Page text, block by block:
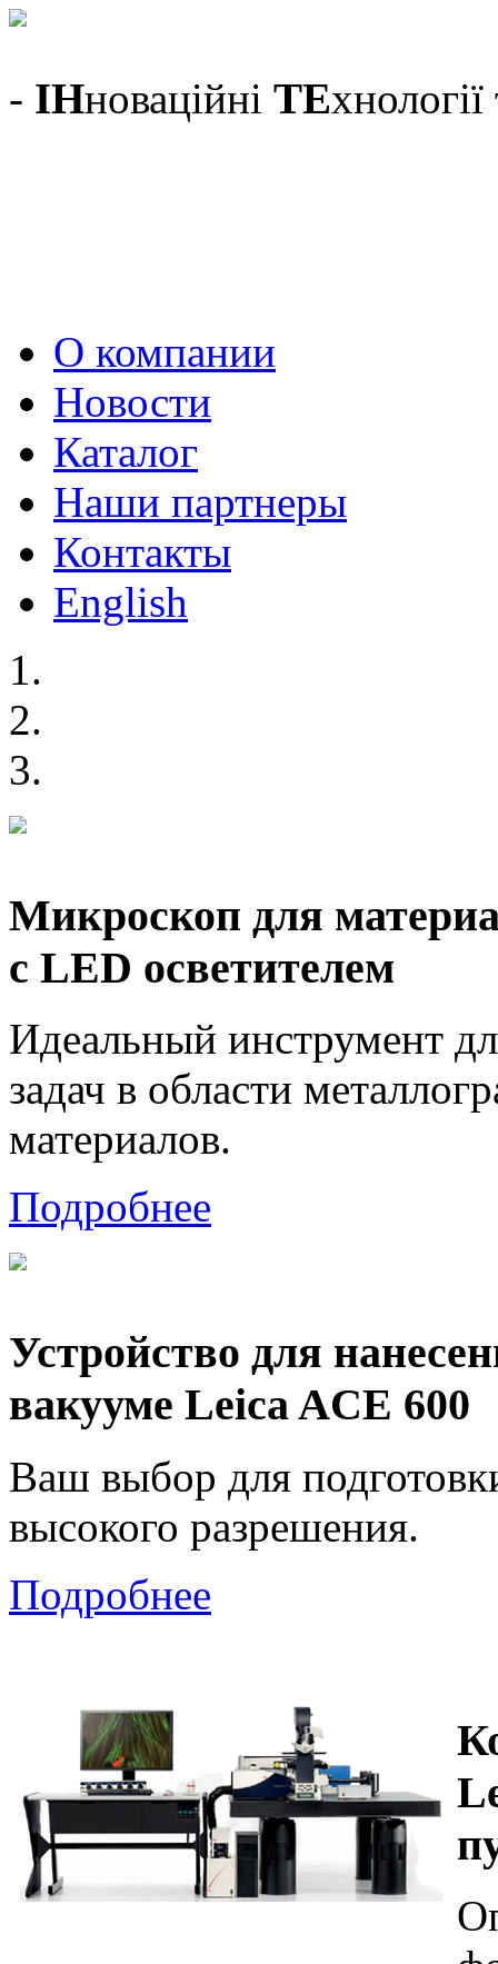
- ІНноваційні ТЕ
О компании
Новости
Каталог
Наши партнеры
Контакты
English
Микроскоп для
с LED осветителем
Идеальный инструмент
задач в области
материалов.
Подробнее
Устройство для
вакууме Leica ACE 600
Ваш выбор для
высокого разрешения.
Подробнее